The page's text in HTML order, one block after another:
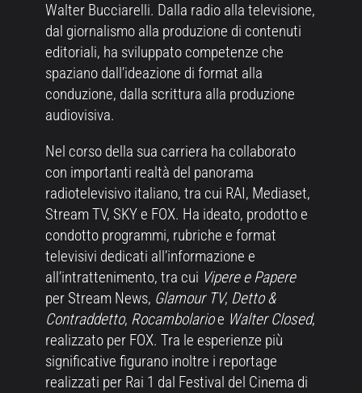
Walter Bucciarelli. Dalla radio alla televisione,
dal giornalismo alla produzione di contenuti
editoriali, ha sviluppato competenze che
spaziano dall’ideazione di format alla
conduzione, dalla scrittura alla produzione
audiovisiva.
Nel corso della sua carriera ha collaborato
con importanti realtà del panorama
radiotelevisivo italiano, tra cui RAI, Mediaset,
Stream TV, SKY e FOX. Ha ideato, prodotto e
condotto programmi, rubriche e format
televisivi dedicati all’informazione e
all’intrattenimento, tra cui Vipere e Papere
per Stream News, Glamour TV, Detto &
Contraddetto, Rocambolarioe Walter Closed,
realizzato per FOX. Tra le esperienze più
significative figurano inoltre i reportage
realizzati per Rai 1 dal Festival del Cinema di